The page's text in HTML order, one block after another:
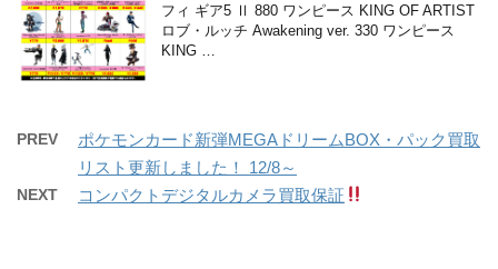
フィ ギア5 Ⅱ 880 ワンピース KING OF ARTIST
ロブ・ルッチ Awakening ver. 330 ワンピース
KING …
PREV
ポケモンカード新弾MEGAドリームBOX・パック買取
リスト更新しました！ 12/8～
NEXT コンパクトデジタルカメラ買取保証